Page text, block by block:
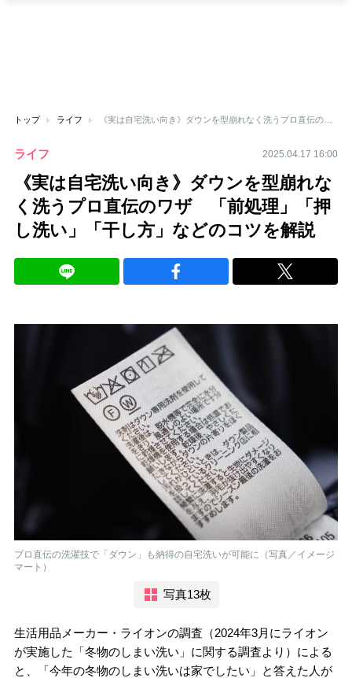
トップ ライフ 《実は自宅洗い向き》ダウンを型崩れなく洗うプロ直伝のワザ 「前処理」「押し洗い」「干し方」などのコツを解説
ライフ 2025.04.17 16:00
《実は自宅洗い向き》ダウンを型崩れな
く洗うプロ直伝のワザ 「前処理」「押
し洗い」「干し方」などのコツを解説
プロ直伝の洗濯技で「ダウン」も納得の自宅洗いが可能に（写真／イメージ
マート）
写真13枚
生活用品メーカー・ライオンの調査（2024年3月にライオン
が実施した「冬物のしまい洗い」に関する調査より）による
と、「今年の冬物のしまい洗いは家でしたい」と答えた人が